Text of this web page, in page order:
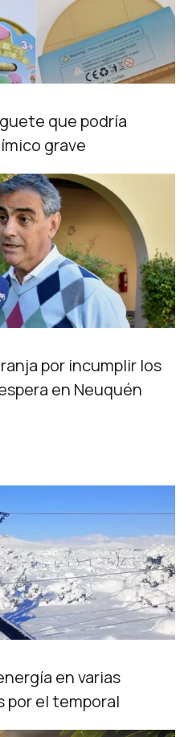
que podría
grave
por incumplir los
en Neuquén
en varias
por el temporal